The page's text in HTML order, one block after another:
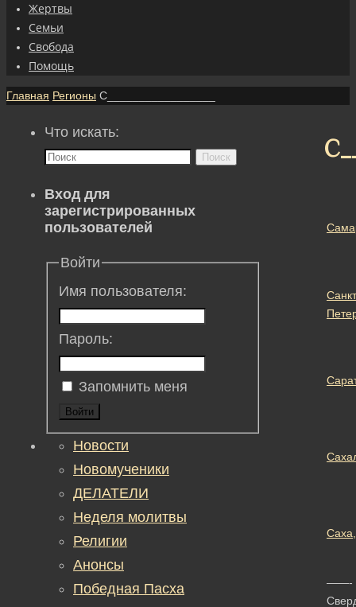
Жертвы
Семьи
Свобода
Помощь
Главная Регионы С_________________
——-
Что искать:
Поиск
Вход для
зарегистрированных
пользователей
Войти
Имя пользователя:
Пароль:
Запомнить меня
Войти
Новости
Новомученики
ДЕЛАТЕЛИ
Неделя молитвы
Религии
Анонсы
Победная Пасха